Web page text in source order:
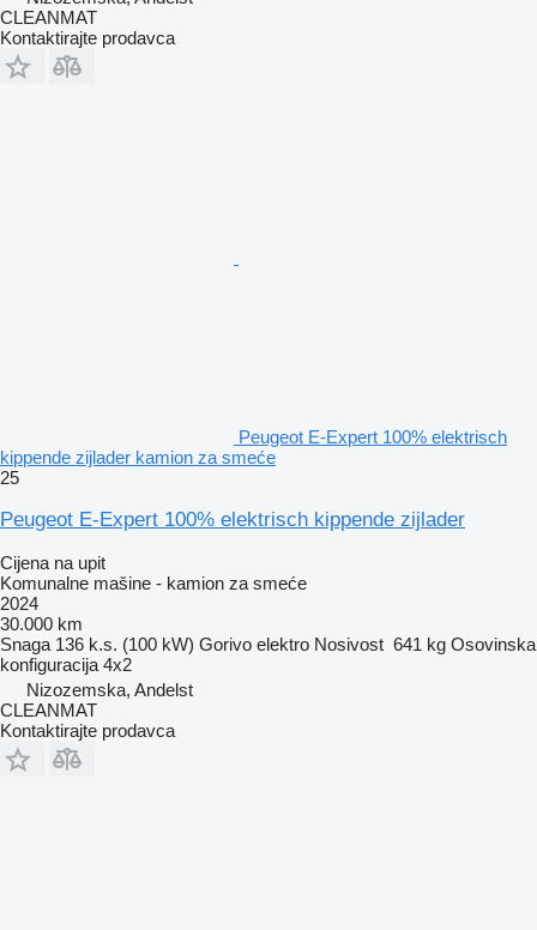
CLEANMAT
Kontaktirajte prodavca
Peugeot E-Expert 100% elektrisch
kippende zijlader kamion za smeće
25
Peugeot E-Expert 100% elektrisch kippende zijlader
Cijena na upit
Komunalne mašine - kamion za smeće
2024
30.000 km
Snaga 136 k.s. (100 kW) Gorivo elektro Nosivost 641 kg Osovinska
konfiguracija 4x2
Nizozemska, Andelst
CLEANMAT
Kontaktirajte prodavca